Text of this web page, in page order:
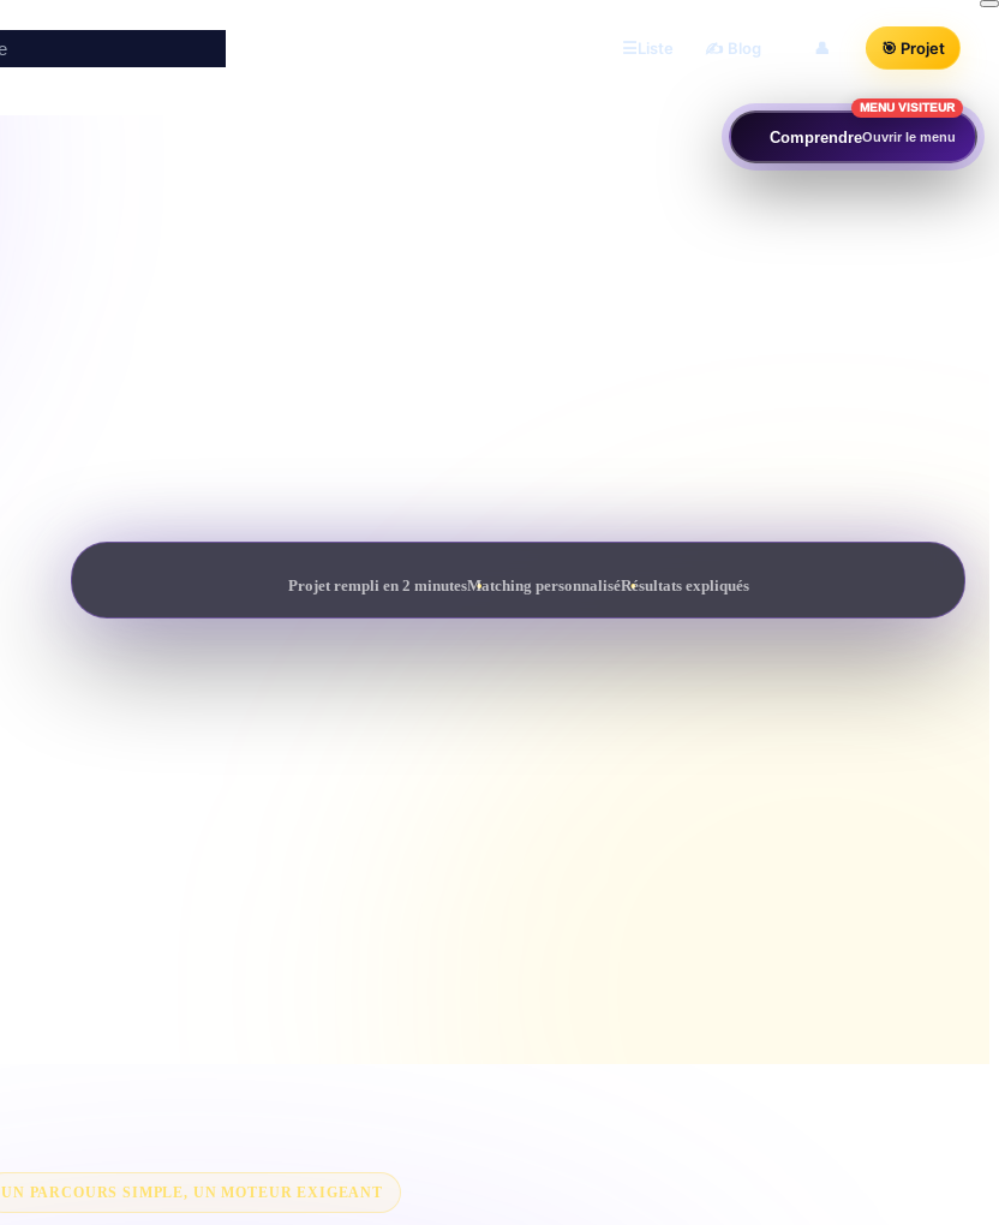
Liste ✍️ Blog 👤 🎯 Projet
Projet rempli en 2 minutesMatching personnaliséRésultats expliqués
UN PARCOURS SIMPLE, UN MOTEUR EXIGEANT
MENU VISITEUR
ComprendreOuvrir le menu